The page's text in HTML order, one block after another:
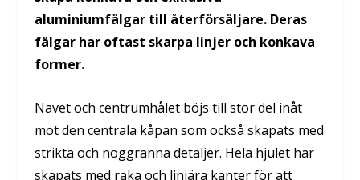
aluminiumfälgar till återförsäljare. Deras
fälgar har oftast skarpa linjer och konkava
former.
Navet och centrumhålet böjs till stor del inåt
mot den centrala kåpan som också skapats med
strikta och noggranna detaljer. Hela hjulet har
skapats med raka och linjära kanter för att